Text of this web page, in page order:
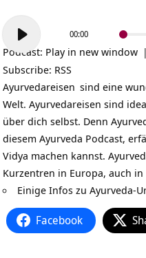
Player
00:00
Podcast: Play in new window |
Subscribe: RSS
Ayurvedareisen sind eine
Welt. Ayurvedareisen sind
über dich selbst. Denn
diesem Ayurveda Podcast,
Vidya machen kannst.
Kurzentren in Europa, auch
Einige Infos zu Ayurveda-
Facebook